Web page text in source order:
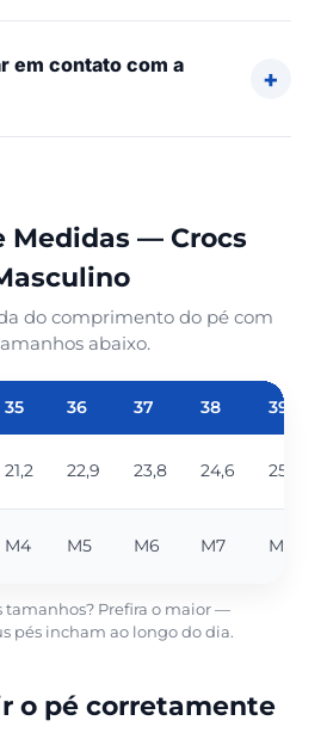
em contato com a
Medidas — Crocs
do comprimento do pé com
abaixo.
35 36 37 38 39
21,2 22,9 23,8 24,6 25,5
M4 M5 M6 M7 M8
tamanhos? Prefira o maior —
pés incham ao longo do dia.
o pé corretamente